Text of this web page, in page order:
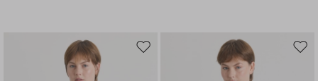
Sposta